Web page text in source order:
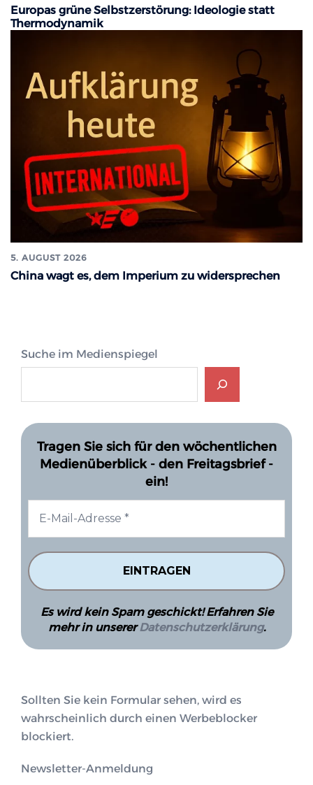
Europas grüne Selbstzerstörung: Ideologie statt
Thermodynamik
5. AUGUST 2026
China wagt es, dem Imperium zu widersprechen
Suche im Medienspiegel
Tragen Sie sich für den wöchentlichen
Medienüberblick - den Freitagsbrief -
ein!
Es wird kein Spam geschickt! Erfahren Sie
mehr in unsererDatenschutzerklärung.
Sollten Sie kein Formular sehen, wird es
wahrscheinlich durch einen Werbeblocker
blockiert.
Newsletter-Anmeldung